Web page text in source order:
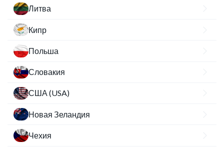
Литва
Кипр
Польша
Словакия
США (USA)
Новая Зеландия
Чехия